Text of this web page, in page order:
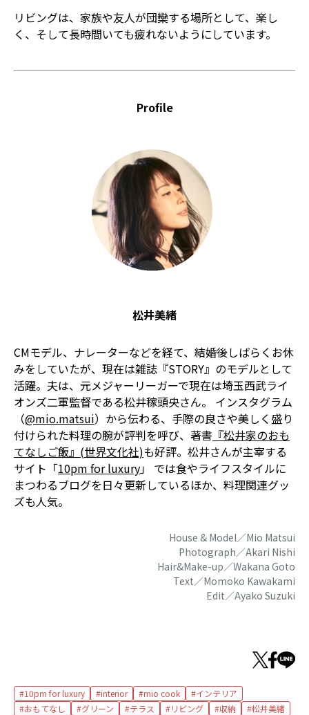
リビングは、家族や友人が団欒する場所として、楽し
く、そして長時間いても疲れないようにしています。
Profile
松井美緒
CMモデル、ナレーターなどを経て、結婚後しばらくお休
みをしていたが、現在は雑誌『STORY』のモデルとして
活躍。夫は、元メジャーリーガーで現在は埼玉西武ライ
オンズ二軍監督である松井稼頭央さん。 インスタグラム
（@mio.matsui）から伝わる、手際の良さや美しく盛り
付けられた料理の腕が評判を呼び、著書 『松井家のおも
てなしご飯』(世界文化社)も好評。松井さんが主宰する
サイト「10pm for luxury」 では食やライフスタイルに
まつわるブログを日々更新しているほか、料理関連グッ
ズも人気。
House & Model／Mio Matsui
Photograph／Akari Nishi
Hair&Make-up／Wakana Goto
Text／Momoko Kawakami
Edit／Ayako Suzuki
10pm for luxury interior mio cook
インテリア
おもてなし
グリーン テラス リビング 収納 松井美緒